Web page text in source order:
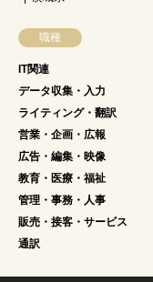
職種
IT関連
データ収集・入力
ライティング・翻訳
営業・企画・広報
広告・編集・映像
教育・医療・福祉
管理・事務・人事
販売・接客・サービス
通訳